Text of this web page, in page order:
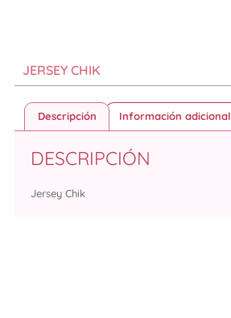
JERSEY CHIK
Descripción Información adicional
DESCRIPCIÓN
Jersey Chik